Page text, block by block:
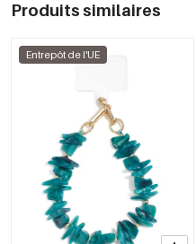
Produits similaires
Entrepôt de l'UE